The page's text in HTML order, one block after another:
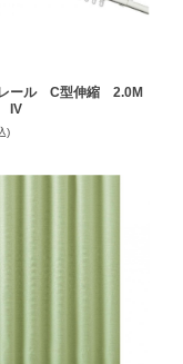
ール C型伸縮 2.0M
IV
)